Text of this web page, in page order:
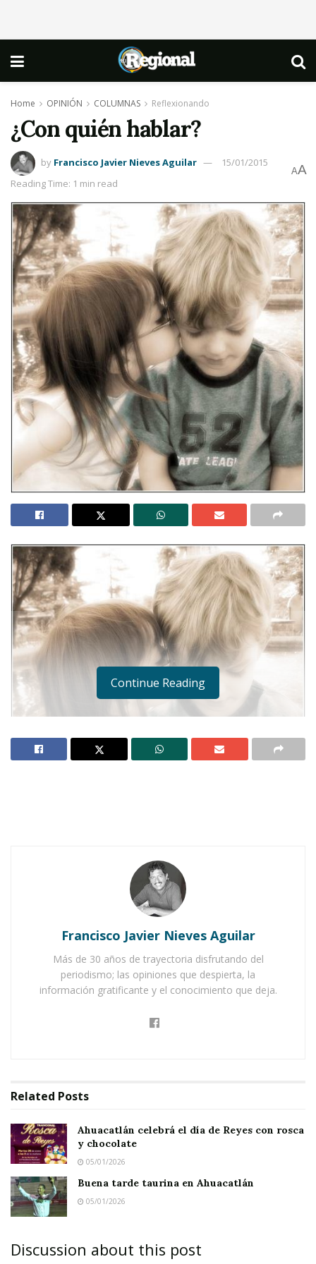
Home OPINIÓN COLUMNAS Reflexionando
¿Con quién hablar?
by Francisco Javier Nieves Aguilar
15/01/2015
Reading Time: 1 min read
AA
Ahuacatlán celebrá el día de Reyes con rosca y
chocolate
Buena tarde taurina en Ahuacatlán
Continue Reading
Francisco Javier Nieves Aguilar
Más de 30 años de trayectoria disfrutando del
periodismo; las opiniones que despierta, la
información gratificante y el conocimiento que deja.
Related Posts
Ahuacatlán celebrá el día de Reyes con rosca
y chocolate
05/01/2026
Buena tarde taurina en Ahuacatlán
05/01/2026
Discussion about this post